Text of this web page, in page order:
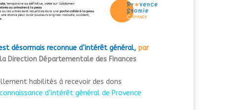
désormais reconnue d’intérêt général, par
Direction Départementale des Finances
habilités à recevoir des dons
d’intérêt général de Provence